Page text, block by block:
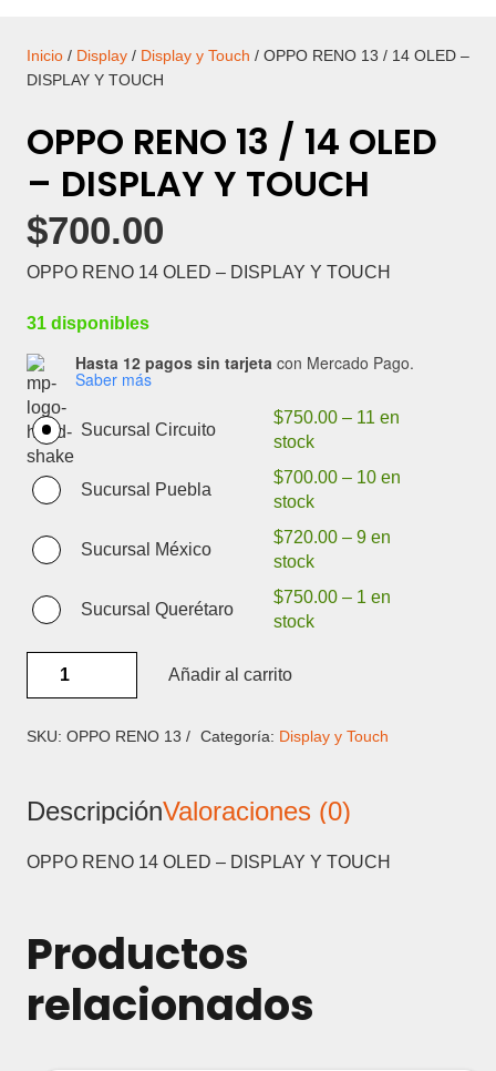
Inicio / Display / Display y Touch / OPPO RENO 13 / 14 OLED –
DISPLAY Y TOUCH
OPPO RENO 13 / 14 OLED
– DISPLAY Y TOUCH
$700.00
OPPO RENO 14 OLED – DISPLAY Y TOUCH
31 disponibles
Hasta 12 pagos sin tarjeta con Mercado Pago.
Saber más
Sucursal Circuito
$750.00– 11 en
stock
Sucursal Puebla
$700.00– 10 en
stock
Sucursal México
$720.00– 9 en
stock
Sucursal Querétaro
$750.00– 1 en
stock
RENO
/
Y
Añadir al carrito
SKU: OPPO RENO 13 / Categoría: Display y Touch
DescripciónValoraciones (0)
OPPO RENO 14 OLED – DISPLAY Y TOUCH
Productos
relacionados